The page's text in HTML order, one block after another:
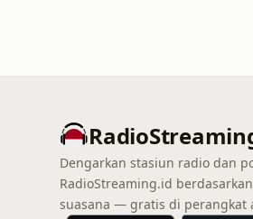
Dengarkan stasiun radio dan
RadioStreaming.id
suasana — gratis di perangkat